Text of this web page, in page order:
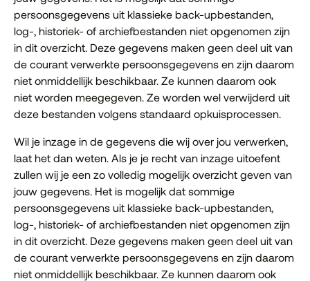
persoonsgegevens uit klassieke back-upbestanden,
log-, historiek- of archiefbestanden niet opgenomen zijn
in dit overzicht. Deze gegevens maken geen deel uit van
de courant verwerkte persoonsgegevens en zijn daarom
niet onmiddellijk beschikbaar. Ze kunnen daarom ook
niet worden meegegeven. Ze worden wel verwijderd uit
deze bestanden volgens standaard opkuisprocessen.
Wil je inzage in de gegevens die wij over jou verwerken,
laat het dan weten. Als je je recht van inzage uitoefent
zullen wij je een zo volledig mogelijk overzicht geven van
jouw gegevens. Het is mogelijk dat sommige
persoonsgegevens uit klassieke back-upbestanden,
log-, historiek- of archiefbestanden niet opgenomen zijn
in dit overzicht. Deze gegevens maken geen deel uit van
de courant verwerkte persoonsgegevens en zijn daarom
niet onmiddellijk beschikbaar. Ze kunnen daarom ook